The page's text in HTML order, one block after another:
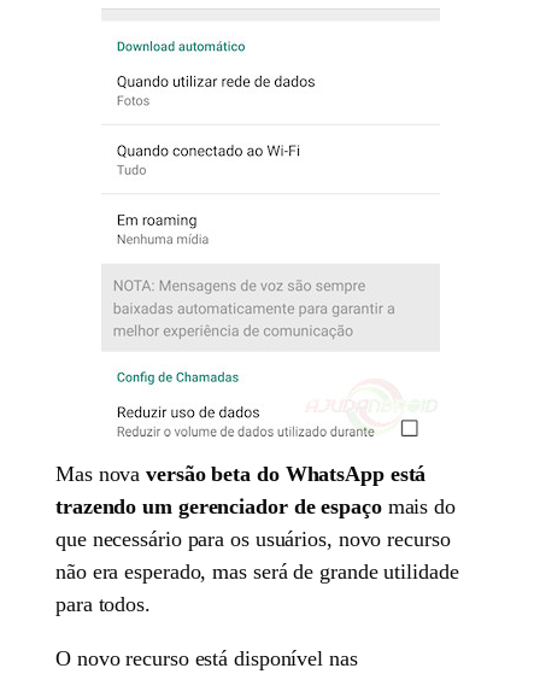
Mas nova versão beta do WhatsApp está
trazendo um gerenciador de espaçomais do
que necessário para os usuários, novo recurso
não era esperado, mas será de grande utilidade
para todos.
O novo recurso está disponível nas